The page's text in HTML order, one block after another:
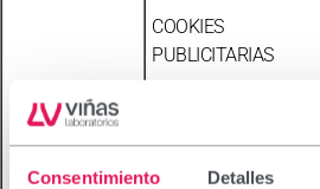
Consentimiento Detalles
COOKIES
PUBLICITARIAS